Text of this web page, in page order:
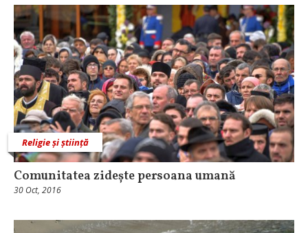
Religie și știință
Comunitatea zidește persoana umană
30 Oct, 2016